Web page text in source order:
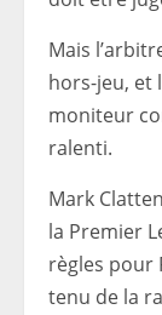
Mais
hors-jeu, et
moniteur
ralenti.
Mark
la Premier
règles pour
tenu de la